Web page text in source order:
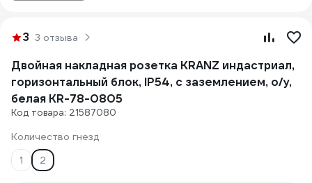
3 3 отзыва
Двойная накладная розетка KRANZ индастриал,
горизонтальный блок, IP54, с заземлением, о/у,
белая KR-78-0805
Код товара: 21587080
Количество гнезд
1
2